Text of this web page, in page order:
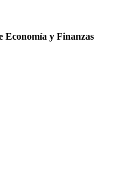
Economía y Finanzas